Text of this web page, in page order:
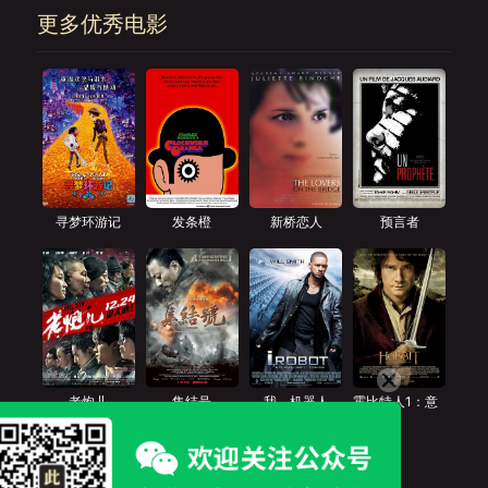
更多优秀电影
寻梦环游记 发条橙 新桥恋人 预言者
老炮儿 集结号 我，机器人
霍比特人1：意